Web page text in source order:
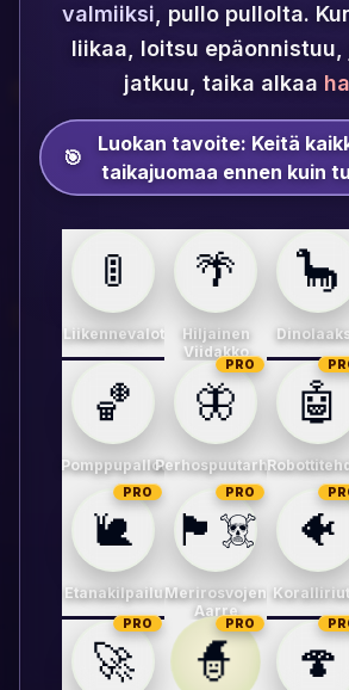
valmiiksi , pullo pullolta.
liikaa, loitsu epäonnistuu,
jatkuu, taika alkaa
🎯
Luokan tavoite: Keitä
taikajuomaa ennen kuin
🚦
Liikennevalot
🌴
Hiljainen
Viidakko
🦕
🏀
Pomppupallot
🦋
PRO
Perhospuutarha
🤖
🐌
PRO
Etanakilpailu
🏴‍☠️
PRO
Merirosvojen
Aarre
🐠
🚀
PRO
🧙
PRO
🍄